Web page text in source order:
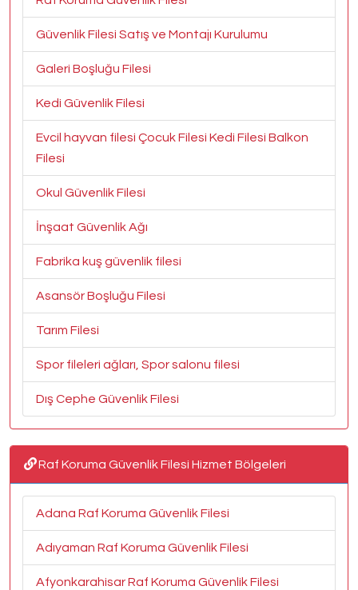
Güvenlik Filesi Satış ve Montajı Kurulumu
Galeri Boşluğu Filesi
Kedi Güvenlik Filesi
Evcil hayvan filesi Çocuk Filesi Kedi Filesi Balkon
Filesi
Okul Güvenlik Filesi
İnşaat Güvenlik Ağı
Fabrika kuş güvenlik filesi
Asansör Boşluğu Filesi
Tarım Filesi
Spor fileleri ağları, Spor salonu filesi
Dış Cephe Güvenlik Filesi
Raf Koruma Güvenlik Filesi Hizmet Bölgeleri
Adana Raf Koruma Güvenlik Filesi
Adıyaman Raf Koruma Güvenlik Filesi
Afyonkarahisar Raf Koruma Güvenlik Filesi